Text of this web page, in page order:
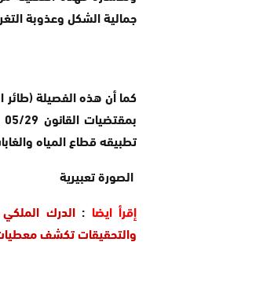
جمالية الشكل وعذوبة
كما أن هذه الفصيلة (طائر
تطبيقه قطاع المياه
الصورة تعبيرية
إقرأ ايضا :
والتحقيقات تكشف